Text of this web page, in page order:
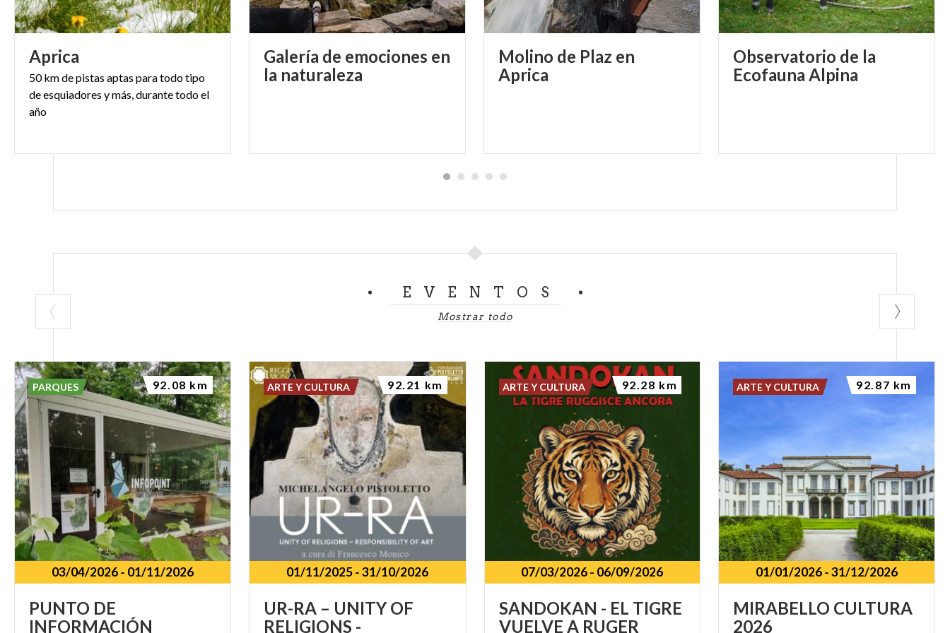
Aprica
50 km de pistas aptas para todo tipo
de esquiadores y más, durante todo el
año
Galería de emociones en
la naturaleza
Molino de Plaz en
Aprica
Observatorio de la
Ecofauna Alpina
EVENTOS
Mostrar todo
03/04/2026- 01/11/2026
PUNTO DE
INFORMACIÓN
PARQUES 92.08 km
01/11/2025-31/10/2026
UR-RA – UNITY OF
RELIGIONS -
ARTE Y CULTURA 92.21 km
07/03/2026- 06/09/2026
SANDOKAN - EL TIGRE
VUELVE A RUGER
ARTE Y CULTURA 92.28 km
01/01/2026-31/12/2026
MIRABELLO CULTURA
2026
ARTE Y CULTURA 92.87 km